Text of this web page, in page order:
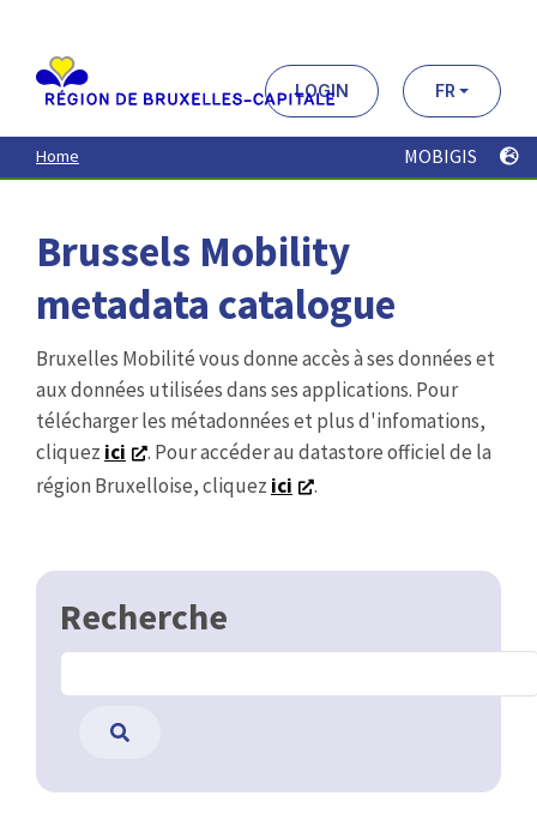
contenu
principal
LOGIN FR
Home MOBIGIS
Brussels Mobility
metadata catalogue
Bruxelles Mobilité vous donne accès à ses données et
aux données utilisées dans ses applications. Pour
télécharger les métadonnées et plus d'infomations,
cliquez ici
. Pour accéder au datastore officiel de la
région Bruxelloise, cliquez ici .
Recherche